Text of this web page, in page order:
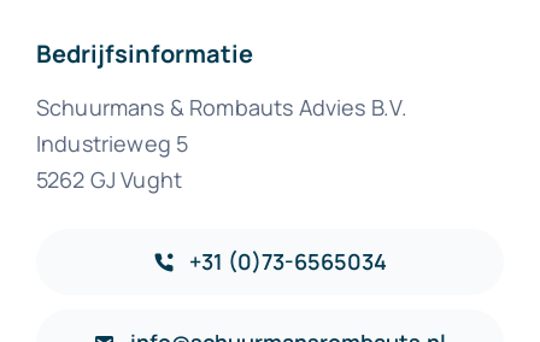
Bedrijfsinformatie
Schuurmans & Rombauts Advies B.V.
Industrieweg 5
5262 GJ Vught
+31 (0)73-6565034